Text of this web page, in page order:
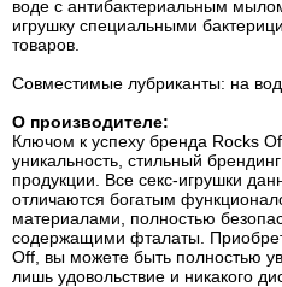
воде с антибактериальным
игрушку специальными
товаров.
Совместимые лубриканты: на
О производителе:
Ключом к успеху бренда Rocks
уникальность, стильный
продукции. Все секс-игрушки
отличаются богатым
материалами, полностью
содержащими фталаты.
Off, вы можете быть полностью
лишь удовольствие и никакого